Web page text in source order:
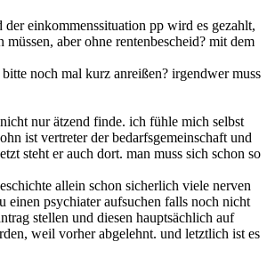
einkommenssituation pp wird es gezahlt,
aber ohne rentenbescheid? mit dem
noch mal kurz anreißen? irgendwer muss
nur ätzend finde. ich fühle mich selbst
ist vertreter der bedarfsgemeinschaft und
steht er auch dort. man muss sich schon so
allein schon sicherlich viele nerven
einen psychiater aufsuchen falls noch nicht
stellen und diesen hauptsächlich auf
weil vorher abgelehnt. und letztlich ist es